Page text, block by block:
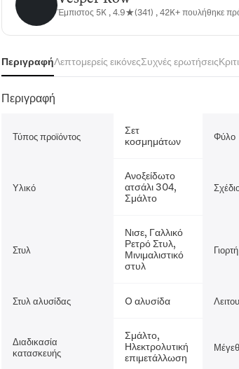
Έμπιστος 5K , 4.9★(341) , 42K+ πουλήθηκε
ΠεριγραφήΛεπτομερείς εικόνεςΣυχνές ερωτήσεις
Περιγραφή
Τύπος προϊόντος
Σετ
κοσμημάτων
Φύλο
Υλικό
Ανοξείδωτο
ατσάλι 304,
Σμάλτο
Στυλ
Νισε, Γαλλικό
Ρετρό Στυλ,
Μινιμαλιστικό
στυλ
Γιορτή
Στυλ αλυσίδας O αλυσίδα
Διαδικασία
κατασκευής
Σμάλτο,
Ηλεκτρολυτική
επιμετάλλωση